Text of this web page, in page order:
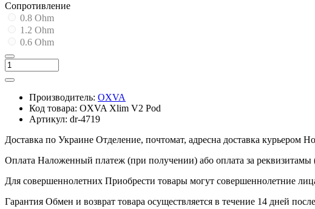
Cопротивление
0.8 Ohm
1.2 Ohm
0.6 Ohm
Производитель: OXVA
Код товара: OXVA Xlim V2 Pod
Артикул: dr-4719
Доставка по Украине Отделение, почтомат, адресна доставка курьером
Оплата Наложенный платеж (при получении) або оплата за реквизитамы
Для совершеннолетних Приобрести товары могут совершеннолетние
Гарантия Обмен и возврат товара осуществляется в течение 14 дней